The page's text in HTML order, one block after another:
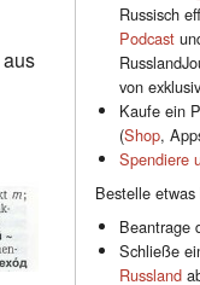
Russisch
Podcast
von
Kaufe ein
(Shop,
Spendiere
Bestelle
Beantrage
Schließe
Russland